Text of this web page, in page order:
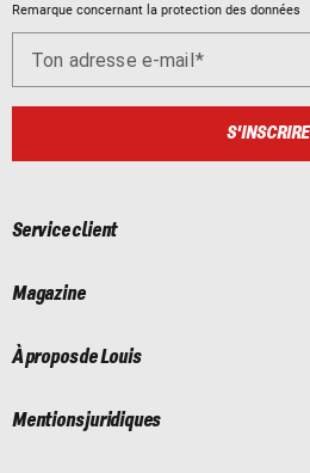
Remarque concernant la protection des données
Ton adresse e-mail
S'INSCRIRE
Service client
Magazine
À propos de Louis
Mentions juridiques